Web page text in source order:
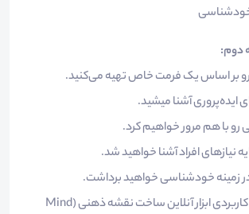
دوم:
بر اساس یک فرمت خاص تهیه می‌کنید.
ایده‌پروری آشنا میشید.
رو با هم مرور خواهیم کرد.
نیازهای افراد آشنا خواهید شد.
زمینه خودشناسی خواهید برداشت.
- آموزش ویدیویی کاربردی ابزار آنلاین ساخت نقشه ذهنی (Mind